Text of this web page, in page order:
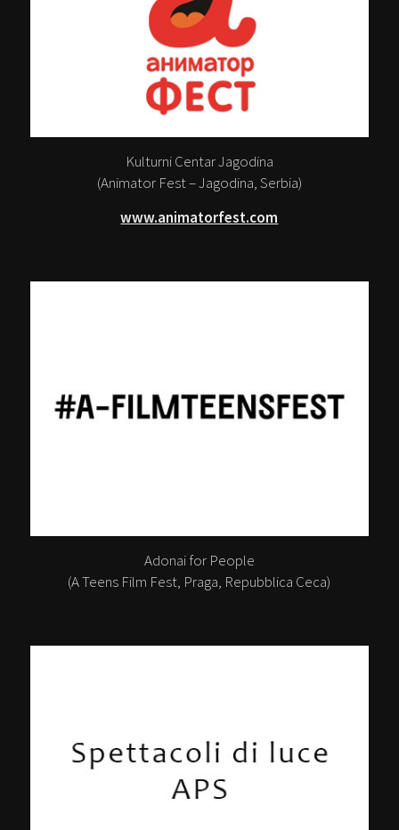
Kulturni Centar Jagodina
(Animator Fest – Jagodina, Serbia)
www.animatorfest.com
Adonai for People
(A Teens Film Fest, Praga, Repubblica Ceca)